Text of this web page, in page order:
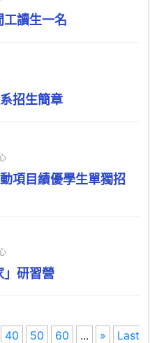
工讀生一名
招生簡章
項目績優學生單獨招
」研習營
40 50 60 ... » Last